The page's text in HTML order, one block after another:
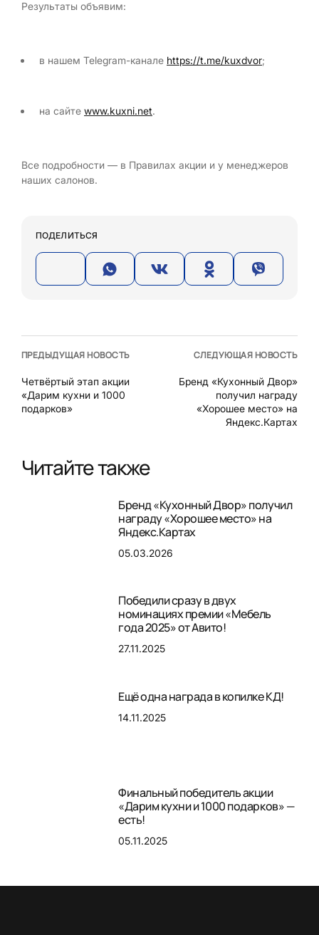
Результаты объявим:
в нашем Telegram-канале https://t.me/kuxdvor;
на сайте www.kuxni.net.
Все подробности — в Правилах акции и у менеджеров
наших салонов.
ПОДЕЛИТЬСЯ
ПРЕДЫДУЩАЯ НОВОСТЬ
Четвёртый этап акции
«Дарим кухни и 1000
подарков»
СЛЕДУЮЩАЯ НОВОСТЬ
Бренд «Кухонный Двор»
получил награду
«Хорошее место» на
Яндекс.Картах
Читайте также
Бренд «Кухонный Двор» получил
награду «Хорошее место» на
Яндекс.Картах
05.03.2026
Победили сразу в двух
номинациях премии «Мебель
года 2025» от Авито!
27.11.2025
Ещё одна награда в копилке КД!
14.11.2025
Финальный победитель акции
«Дарим кухни и 1000 подарков» —
есть!
05.11.2025